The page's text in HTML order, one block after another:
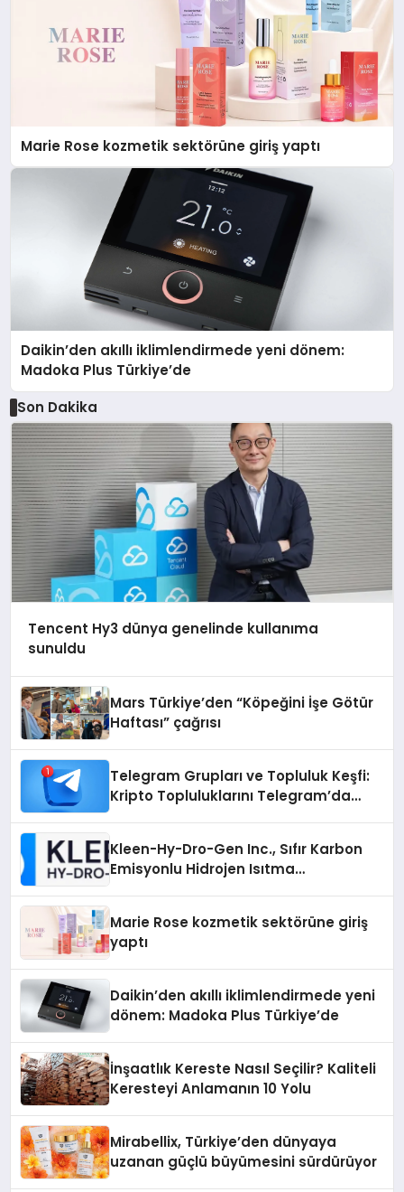
Marie Rose kozmetik sektörüne giriş yaptı
Daikin’den akıllı iklimlendirmede yeni dönem:
Madoka Plus Türkiye’de
Son Dakika
Tencent Hy3 dünya genelinde kullanıma
sunuldu
Mars Türkiye’den “Köpeğini İşe Götür
Haftası” çağrısı
Telegram Grupları ve Topluluk Keşfi:
Kripto Topluluklarını Telegram’da
Kleen-Hy-Dro-Gen Inc., Sıfır Karbon
Emisyonlu Hidrojen Isıtma
Marie Rose kozmetik sektörüne giriş
yaptı
Daikin’den akıllı iklimlendirmede yeni
dönem: Madoka Plus Türkiye’de
İnşaatlık Kereste Nasıl Seçilir? Kaliteli
Keresteyi Anlamanın 10 Yolu
Mirabellix, Türkiye’den dünyaya
uzanan güçlü büyümesini sürdürüyor